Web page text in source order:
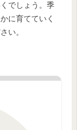
でしょう。季
に育てていく
い。